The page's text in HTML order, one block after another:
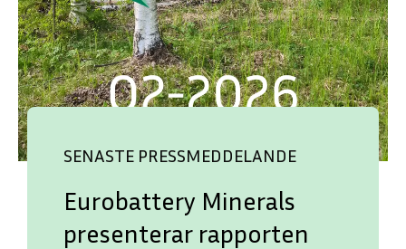
SENASTE PRESSMEDDELANDE
Eurobattery Minerals
presenterar rapporten